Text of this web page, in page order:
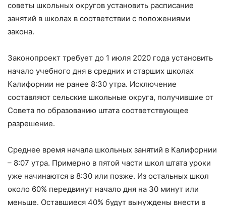
советы школьных округов установить расписание
занятий в школах в соответствии с положениями
закона.
Законопроект требует до 1 июля 2020 года установить
начало учебного дня в средних и старших школах
Калифорнии не ранее 8:30 утра. Исключение
составляют сельские школьные округа, получившие от
Совета по образованию штата соответствующее
разрешение.
Среднее время начала школьных занятий в Калифорнии
– 8:07 утра. Примерно в пятой части школ штата уроки
уже начинаются в 8:30 или позже. Из остальных школ
около 60% передвинут начало дня на 30 минут или
меньше. Оставшиеся 40% будут вынуждены внести в